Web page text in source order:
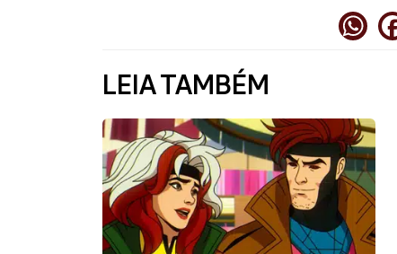
LEIA TAMBÉM